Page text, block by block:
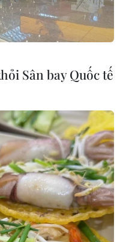
Sân bay Quốc tế